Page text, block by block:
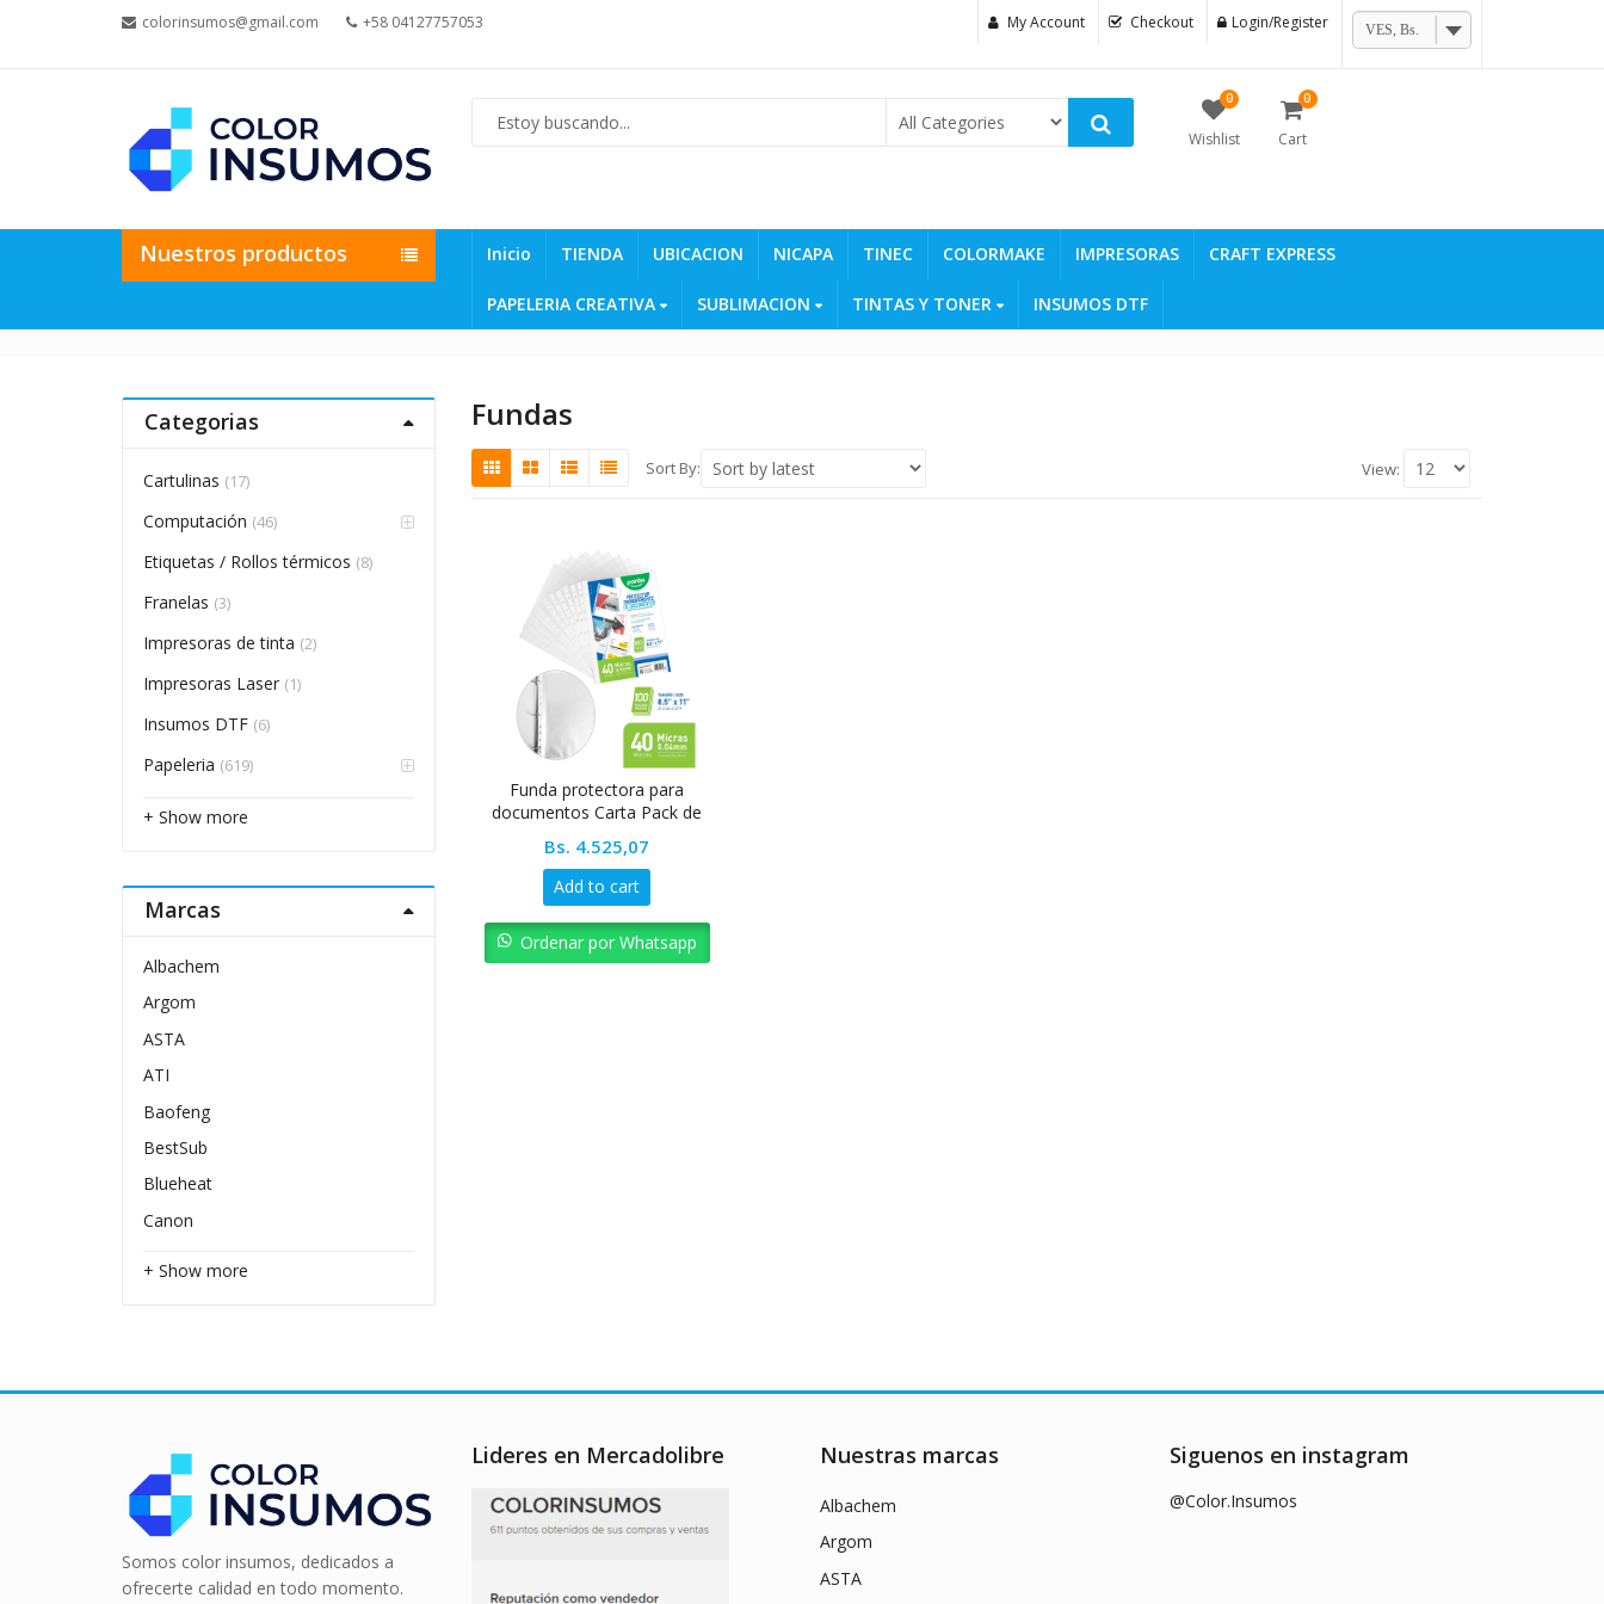
colorinsumos@gmail.com +58 04127757053 My Account Checkout Login/Register VES, Bs.
0
Wishlist
0
Cart
Nuestros productos Inicio TIENDA UBICACION NICAPA TINEC COLORMAKE IMPRESORAS CRAFT EXPRESS
PAPELERIA CREATIVA SUBLIMACION TINTAS Y TONER INSUMOS DTF
Fundas
Sort By: View:
Funda protectora para
documentos Carta Pack de
Bs. 4.525,07
Add to cart
Ordenar por Whatsapp
Categorias
Cartulinas (17)
Computación (46)
Etiquetas / Rollos térmicos (8)
Franelas (3)
Impresoras de tinta (2)
Impresoras Laser (1)
Insumos DTF (6)
Papeleria (619)
+ Show more
Marcas
Albachem
Argom
ASTA
ATI
Baofeng
BestSub
Blueheat
Canon
+ Show more
Somos color insumos, dedicados a
ofrecerte calidad en todo momento.
Lideres en Mercadolibre Nuestras marcas
Albachem
Argom
ASTA
Siguenos en instagram
@Color.Insumos